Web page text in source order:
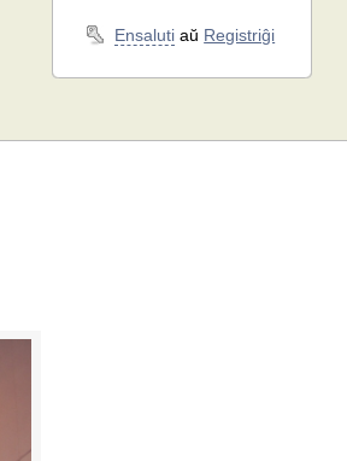
Ensaluti aŭ Registriĝi